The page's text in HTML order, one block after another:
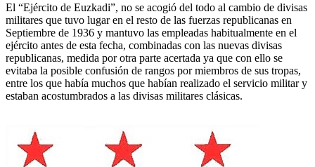
El “Ejército de Euzkadi”, no se acogió del todo al cambio de divisas
militares que tuvo lugar en el resto de las fuerzas republicanas en
Septiembre de 1936 y mantuvo las empleadas habitualmente en el
ejército antes de esta fecha, combinadas con las nuevas divisas
republicanas, medida por otra parte acertada ya que con ello se
evitaba la posible confusión de rangos por miembros de sus tropas,
entre los que había muchos que habían realizado el servicio militar y
estaban acostumbrados a las divisas militares clásicas.